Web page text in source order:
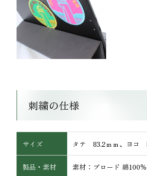
刺繍の仕様
サイズ タテ 83.2ｍｍ、ヨコ
製品・素材 素材：ブロード 綿100％